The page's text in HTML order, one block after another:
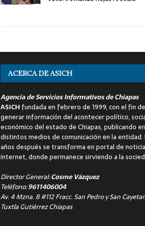
ACERCA DE ASICH
Agencia de Servicios Informativos de Chiapas
ASICH fundada en febrero de 1999, con el fin de
generar información del acontecer político,
económico del estado de Chiapas, publicando
distintos medios de comunicación en la entidad.
años después se transforma en portal de
internet, donde permanece sirviendo a la
Director General:Cosme Vázquez
Teléfono:9611406004
Av. 4 Mzna. 8 #112 Fracc. San Pedro y San
Tuxtla Gutiérrez Chiapas